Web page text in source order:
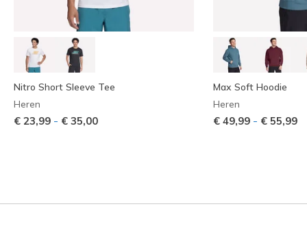
Nitro Short Sleeve Tee
Heren
€ 23,99 - € 35,00
Max Soft Hoodie
Heren
€ 49,99 - € 55,99